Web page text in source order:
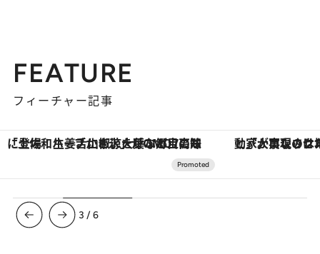
FEATURE
フィーチャー記事
「大事なのは地域の意識を変えること」。ロレックス賞受賞の自然保護活動家が実現させたナイジェリアの自然環境の復活 ヴァシュロン・コンスタンタ
3 /6